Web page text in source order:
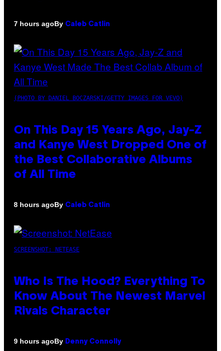
7 hours agoBy Caleb Catlin
(PHOTO BY DANIEL BOCZARSKI/GETTY IMAGES FOR VEVO)
On This Day 15 Years Ago, Jay-Z
and Kanye West Dropped One of
the Best Collaborative Albums
of All Time
8 hours agoBy Caleb Catlin
SCREENSHOT: NETEASE
Who Is The Hood? Everything To
Know About The Newest Marvel
Rivals Character
9 hours agoBy Denny Connolly